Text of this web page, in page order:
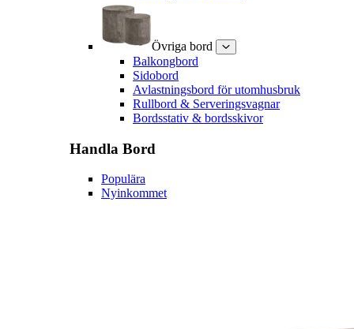
Övriga bord
Balkongbord
Sidobord
Avlastningsbord för utomhusbruk
Rullbord & Serveringsvagnar
Bordsstativ & bordsskivor
Handla Bord
Populära
Nyinkommet